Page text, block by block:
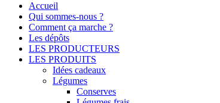
Accueil
Qui sommes-nous ?
Comment ça marche ?
Les dépôts
LES PRODUCTEURS
LES PRODUITS
Idées cadeaux
Légumes
Conserves